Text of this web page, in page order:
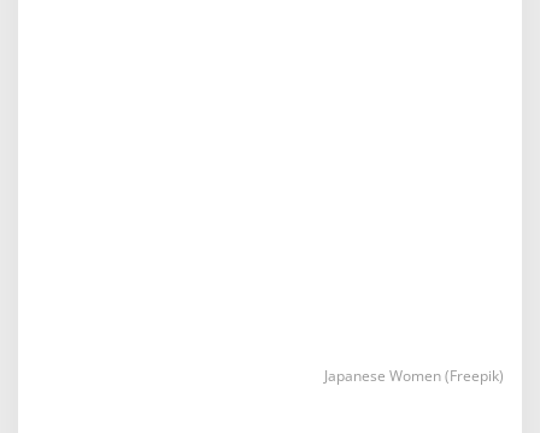
Japanese Women (Freepik)